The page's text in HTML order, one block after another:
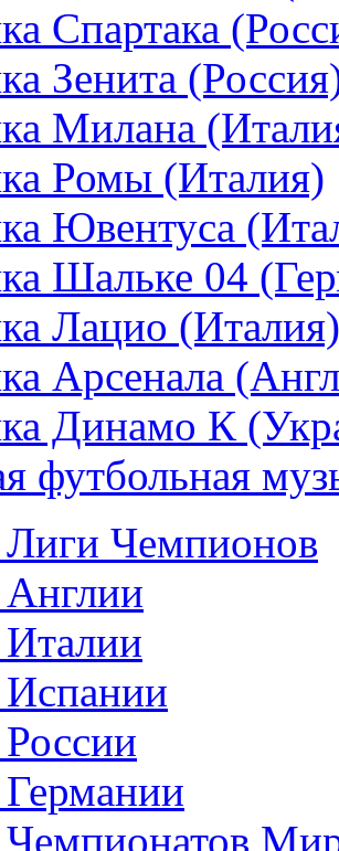
Спартака
Зенита
Милана
Ромы (Италия)
Ювентуса
Шальке 04
Лацио (Италия)
Арсенала
Динамо К
футбольная
Чемпионов